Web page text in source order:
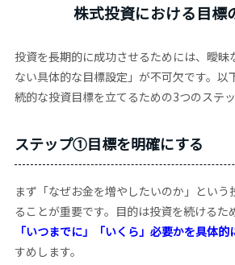
株式投資における目標
投資を長期的に成功させるためには、曖昧
ない具体的な目標設定」が不可欠です。以
続的な投資目標を立てるための3つのステッ
ステップ①目標を明確にする
まず「なぜお金を増やしたいのか」という
ることが重要です。目的は投資を続けるた
「いつまでに」「いくら」必要かを具体的
すめします。